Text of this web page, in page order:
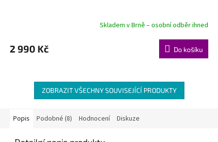
produktu
je
Skladem v Brně – osobní odběr ihned
2 990 Kč Do košíku
ZOBRAZIT VŠECHNY SOUVISEJÍCÍ PRODUKTY
Popis Podobné (8) Hodnocení Diskuze